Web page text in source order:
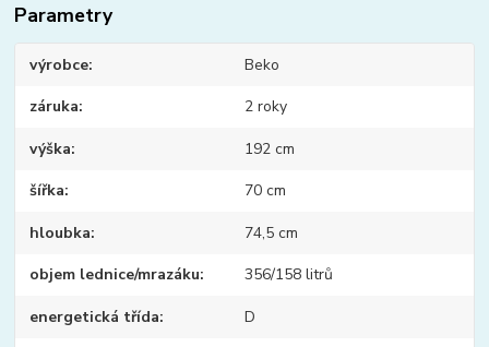
Parametry
výrobce Beko
záruka 2 roky
výška 192 cm
šířka 70 cm
hloubka 74,5 cm
objem lednice/mrazáku 356/158 litrů
energetická třída D